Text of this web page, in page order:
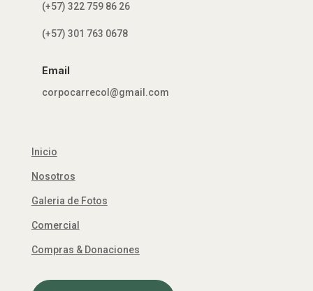
(+57) 322 759 86 26
(+57) 301 763 0678
Email
corpocarrecol@gmail.com
Inicio
Nosotros
Galeria de Fotos
Comercial
Compras & Donaciones